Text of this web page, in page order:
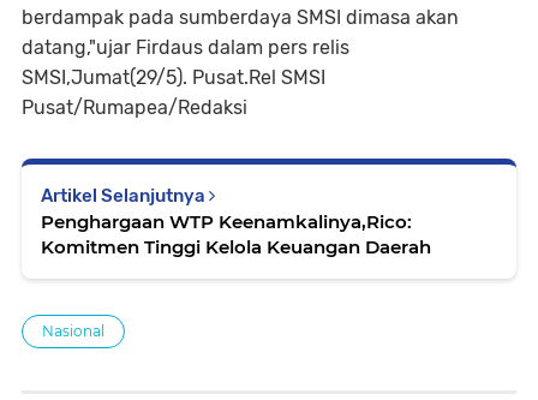
berdampak pada sumberdaya SMSI dimasa akan
datang,"ujar Firdaus dalam pers relis
SMSI,Jumat(29/5). Pusat.Rel SMSI
Pusat/Rumapea/Redaksi
Artikel Selanjutnya
Penghargaan WTP Keenamkalinya,Rico:
Komitmen Tinggi Kelola Keuangan Daerah
Nasional